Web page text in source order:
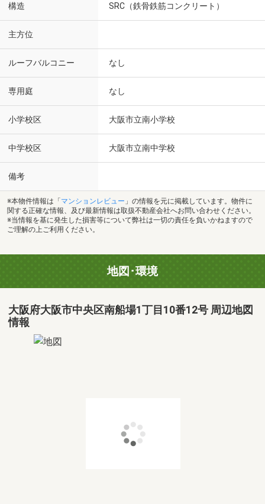
構造 SRC（鉄骨鉄筋コンクリート）
主方位
ルーフバルコニー なし
専用庭 なし
小学校区 大阪市立南小学校
中学校区 大阪市立南中学校
備考
※本物件情報は「 マンションレビュー 」の情報を元に掲載しています。物件に
関する正確な情報、及び最新情報は取扱不動産会社へお問い合わせください。
※当情報を基に発生した損害等について弊社は一切の責任を負いかねますので
ご理解の上ご利用ください。
地図･環境
大阪府大阪市中央区南船場1丁目10番12号 周辺地図
情報